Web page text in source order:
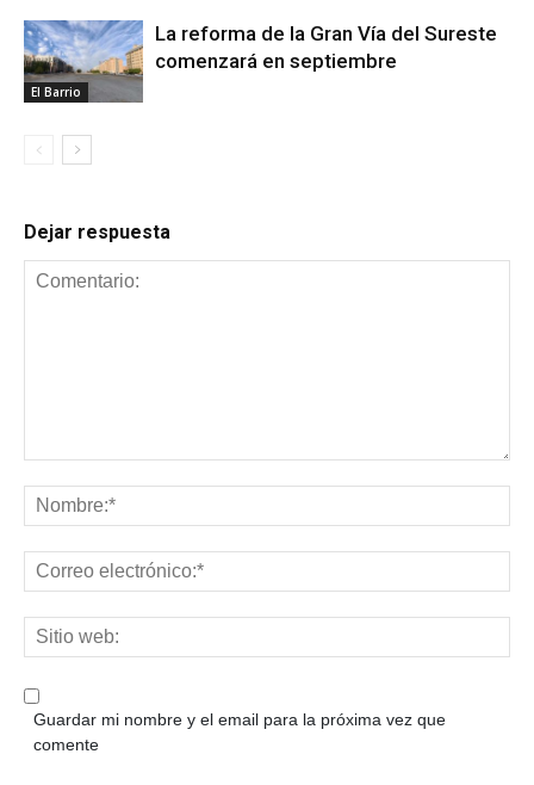
El Barrio
La reforma de la Gran Vía del Sureste
comenzará en septiembre
Dejar respuesta
Guardar mi nombre y el email para la próxima vez que
comente